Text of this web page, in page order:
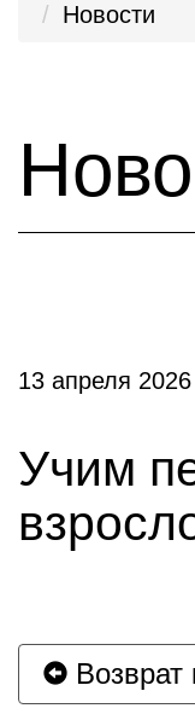
Новости
13 апреля 2026
Учим
Возврат